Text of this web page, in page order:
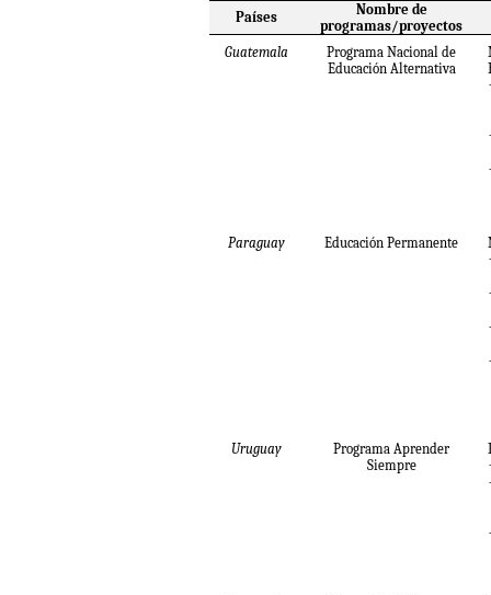
Países
Nombre de
programas/proyectos
Guatemala
Programa Nacional de
Educación Alternativa
·
·
·
Paraguay Educación Permanente
·
·
·
·
Uruguay
Programa Aprender
Siempre
·
·
·